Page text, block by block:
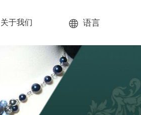
关于我们 语言